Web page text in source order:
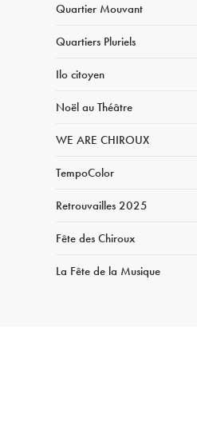
Quartier Mouvant
Quartiers Pluriels
Ilo citoyen
Noël au Théâtre
WE ARE CHIROUX
TempoColor
Retrouvailles 2025
Fête des Chiroux
La Fête de la Musique